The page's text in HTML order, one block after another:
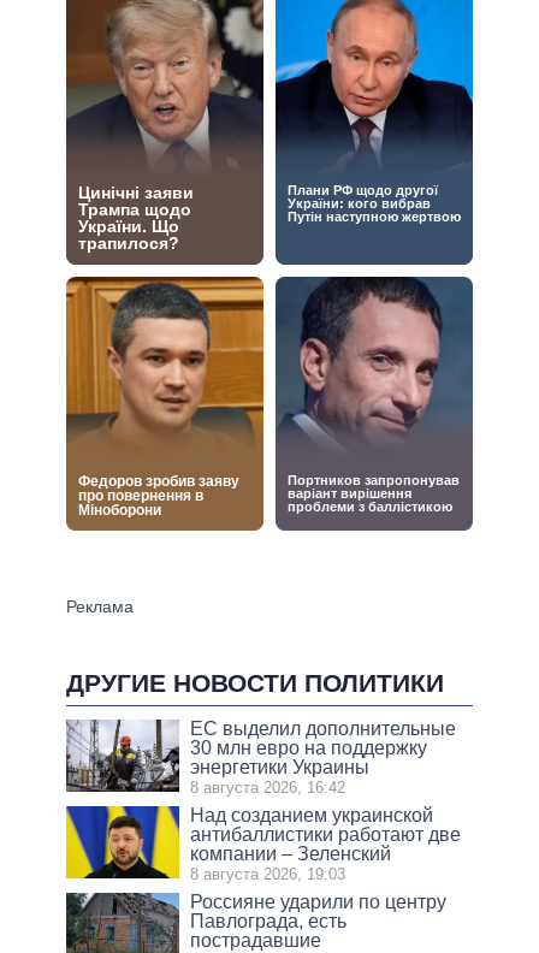
ДРУГИЕ НОВОСТИ ПОЛИТИКИ
ЕС выделил дополнительные
30 млн евро на поддержку
энергетики Украины
8 августа 2026, 16:42
Над созданием украинской
антибаллистики работают две
компании – Зеленский
8 августа 2026, 19:03
Россияне ударили по центру
Павлограда, есть
пострадавшие